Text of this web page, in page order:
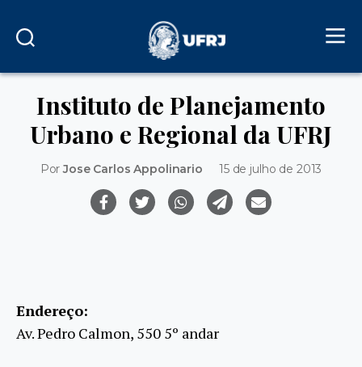
Instituto de Planejamento
Urbano e Regional da UFRJ
PorJose Carlos Appolinario 15 de julho de 2013
Endereço:
Av. Pedro Calmon, 550 5º andar